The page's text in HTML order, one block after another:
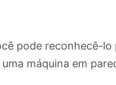
pode reconhecê-
máquina em